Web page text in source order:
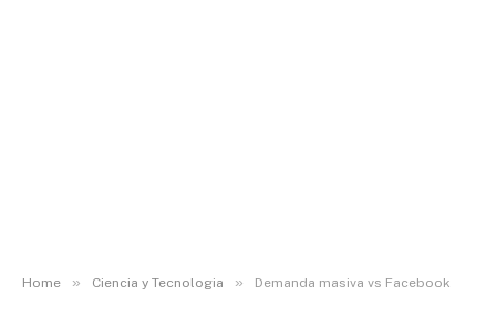
Home » Ciencia y Tecnologia » Demanda masiva vs Facebook